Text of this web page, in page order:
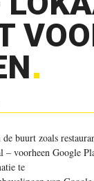
buurt zoals
voorheen Google
te